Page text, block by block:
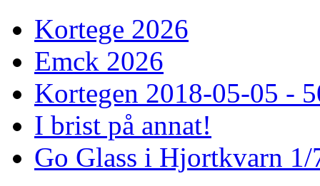
Kortege 2026
Emck 2026
Kortegen 2018-05-05 -
I brist på annat!
Go Glass i Hjortkvarn 1/